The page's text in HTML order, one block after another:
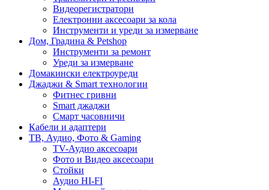
Видеорегистратори
Електронни аксесоари за кола
Инструменти и уреди за измерване
Дом, Градина & Petshop
Инструменти за ремонт
Уреди за измерване
Домакински електроуреди
Джаджи & Smart технологии
Фитнес гривни
Smart джаджи
Смарт часовничи
Кабели и адаптери
ТВ, Аудио, Фото & Gaming
TV-Аудио аксесоари
Фото и Видео аксесоари
Стойки
Аудио HI-FI